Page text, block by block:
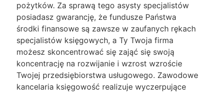
pożytków. Za sprawą tego asysty specjalistów
posiadasz gwarancję, że fundusze Państwa
środki finansowe są zawsze w zaufanych rękach
specjalistów księgowych, a Ty Twoja firma
możesz skoncentrować się zająć się swoją
koncentrację na rozwijanie i wzrost wzroście
Twojej przedsiębiorstwa usługowego. Zawodowe
kancelaria księgowość realizuje wyczerpujące